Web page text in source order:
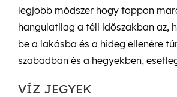
legjobb módszer hogy toppon
hangulatilag a téli időszakban az,
be a lakásba és a hideg ellenére
szabadban és a hegyekben,
VÍZ JEGYEK